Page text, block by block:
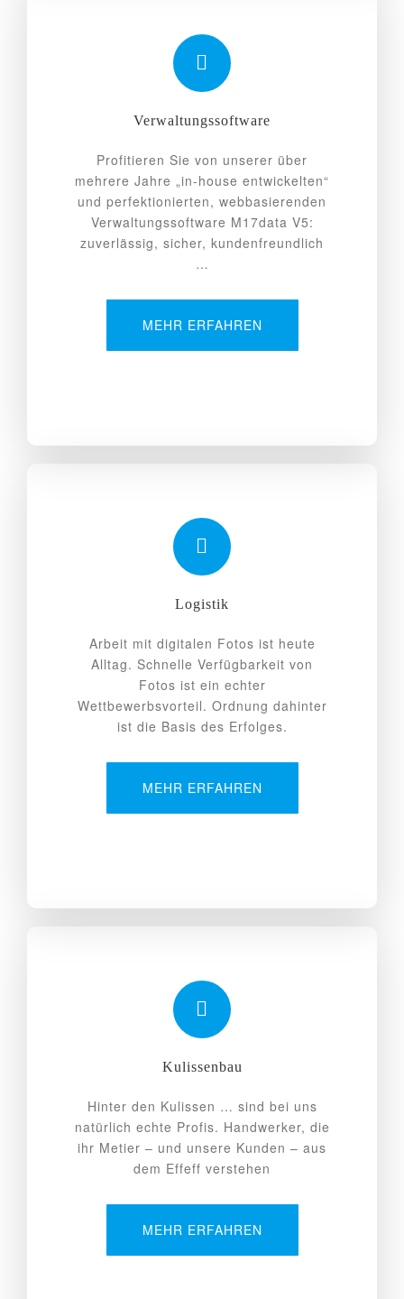
Verwaltungssoftware
Profitieren Sie von unserer über
mehrere Jahre „in-house entwickelten“
und perfektionierten, webbasierenden
Verwaltungssoftware M17data V5:
zuverlässig, sicher, kundenfreundlich
…
MEHR ERFAHREN
Logistik
Arbeit mit digitalen Fotos ist heute
Alltag. Schnelle Verfügbarkeit von
Fotos ist ein echter
Wettbewerbsvorteil. Ordnung dahinter
ist die Basis des Erfolges.
MEHR ERFAHREN
Kulissenbau
Hinter den Kulissen … sind bei uns
natürlich echte Profis. Handwerker, die
ihr Metier – und unsere Kunden – aus
dem Effeff verstehen
MEHR ERFAHREN